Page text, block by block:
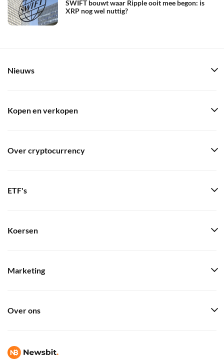
SWIFT bouwt waar Ripple ooit mee begon: is
XRP nog wel nuttig?
Nieuws
Kopen en verkopen
Over cryptocurrency
ETF's
Koersen
Marketing
Over ons